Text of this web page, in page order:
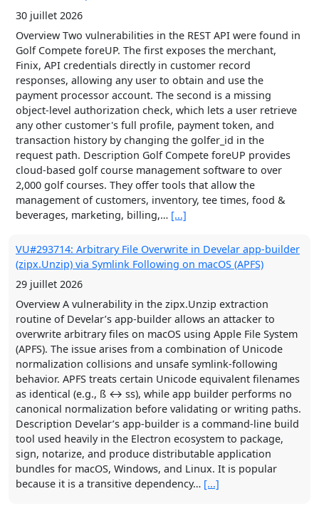
responses, allowing any user to obtain and use the
payment processor account. The second is a missing
object-level authorization check, which lets a user retrieve
any other customer's full profile, payment token, and
transaction history by changing the golfer_id in the
request path. Description Golf Compete foreUP provides
cloud-based golf course management software to over
2,000 golf courses. They offer tools that allow the
management of customers, inventory, tee times, food &
beverages, marketing, billing,… [...]
VU#293714: Arbitrary File Overwrite in Develar app-builder
(zipx.Unzip) via Symlink Following on macOS (APFS)
29 juillet 2026
routine of Develar’s app-builder allows an attacker to
overwrite arbitrary files on macOS using Apple File System
(APFS). The issue arises from a combination of Unicode
normalization collisions and unsafe symlink-following
behavior. APFS treats certain Unicode equivalent filenames
as identical (e.g., ß ↔ ss), while app builder performs no
canonical normalization before validating or writing paths.
Description Develar’s app-builder is a command‑line build
tool used heavily in the Electron ecosystem to package,
sign, notarize, and produce distributable application
bundles for macOS, Windows, and Linux. It is popular
because it is a transitive dependency…[...]
VU#305509: OPeNDAP Hyrax is vulnerable to SSRF and
Credential Disclosure
29 juillet 2026